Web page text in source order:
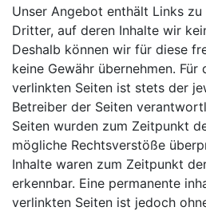
Unser Angebot enthält Links
Dritter, auf deren Inhalte wir
Deshalb können wir für diese
keine Gewähr übernehmen. Für
verlinkten Seiten ist stets der
Betreiber der Seiten
Seiten wurden zum Zeitpunkt
mögliche Rechtsverstöße
Inhalte waren zum Zeitpunkt
erkennbar. Eine permanente
verlinkten Seiten ist jedoch